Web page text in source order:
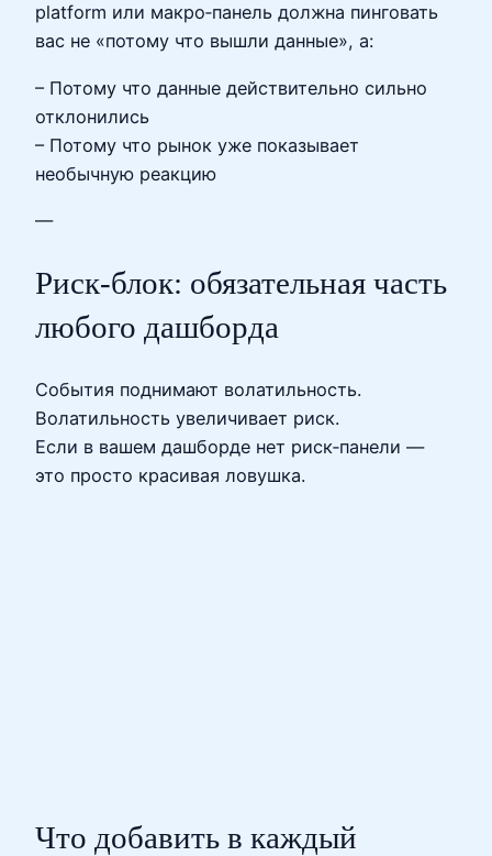
platform или макро‑панель должна пинговать
вас не «потому что вышли данные», а:
– Потому что данные действительно сильно
отклонились
– Потому что рынок уже показывает
необычную реакцию
—
Риск‑блок: обязательная часть
любого дашборда
События поднимают волатильность.
Волатильность увеличивает риск.
Если в вашем дашборде нет риск‑панели —
это просто красивая ловушка.
Что добавить в каждый